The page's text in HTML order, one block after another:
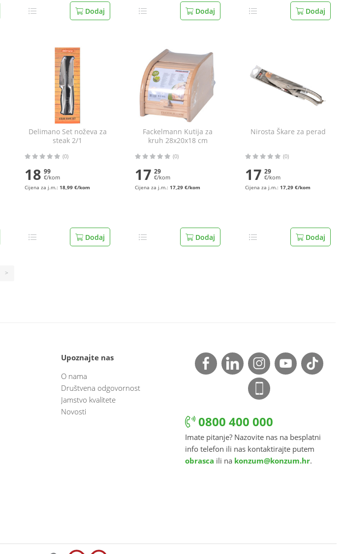
Dodaj Dodaj Dodaj
Delimano Set noževa za
steak 2/1
(0)
18 99
€/kom
Cijena za j.m.: 18,99 €/kom
Dodaj
Fackelmann Kutija za
kruh 28x20x18 cm
(0)
17 29
€/kom
Cijena za j.m.: 17,29 €/kom
Dodaj
Nirosta Škare za perad
(0)
17 29
€/kom
Cijena za j.m.: 17,29 €/kom
Dodaj
>
Upoznajte nas
O nama
Društvena odgovornost
Jamstvo kvalitete
Novosti
0800 400 000
Imate pitanje? Nazovite nas na besplatni
info telefon ili nas kontaktirajte putem
obrasca ili na konzum@konzum.hr.